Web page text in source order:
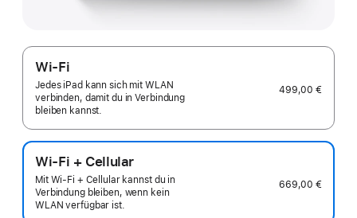
Wi-Fi
Jedes iPad kann sich mit WLAN
verbinden, damit du in Verbindung
bleiben kannst.
499,00 €
Wi-Fi + Cellular
Mit Wi-Fi + Cellular kannst du in
Verbindung bleiben, wenn kein
WLAN verfügbar ist.
669,00 €